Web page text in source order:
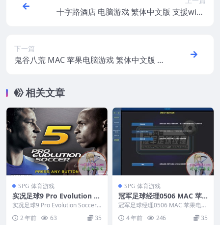
十字路酒店 电脑游戏 繁体中文版 支援win1
下一篇
鬼谷八荒 MAC 苹果电脑游戏 繁体中文版 支
相关文章
SPG 体育游戏
实况足球9 Pro Evolution S
occer 5 MAC游戏 苹果电脑
游戏 适配系统13 14 15
实况足球9 Pro Evolution Soccer 5
2 年前 63 35
SPG 体育游戏
冠军足球经理0506 MAC 苹
果电脑游戏 简体中文版 支援
10.13 10.14 10.15 11 12 适
用于APPLE CPU
冠军足球经理0506 MAC 苹果电脑
游戏 简体中文版 支援10.13 10.1...
4 年前 246 35